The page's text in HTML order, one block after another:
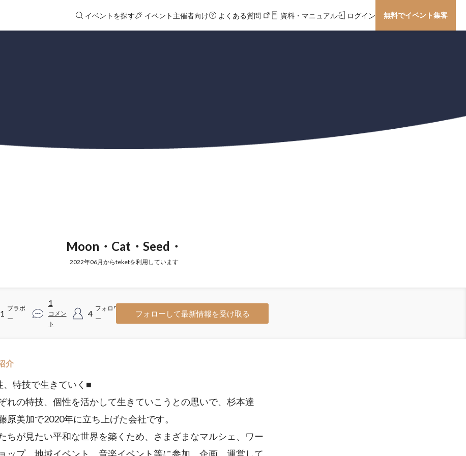
イベントを探す イベント主催者向け よくある質問 資料・マニュアル ログイン 無料でイベント集客
Moon・Cat・Seed・
2022年06月からteketを利用しています
ブラボ
ー
1
コメン
ト
4
フォロワ
ー
フォローして最新情報を受け取る
介
、特技で生きていく■
れの特技、個性を活かして生きていこうとの思いで、杉本達
原美加で2020年に立ち上げた会社です。
ちが見たい平和な世界を築くため、さまざまなマルシェ、ワー
ップ、地域イベント、音楽イベント等に参加、企画、運営して